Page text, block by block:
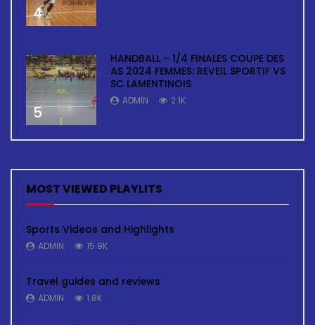
4
5
HANDBALL – 1/4 FINALES COUPE DES
AS 2024 FEMMES: REVEIL SPORTIF VS
SC LAMENTINOIS
ADMIN 2.1K
MOST VIEWED PLAYLITS
Sports Videos and Highlights
ADMIN 15.9K
Travel guides and reviews
ADMIN 1.8K